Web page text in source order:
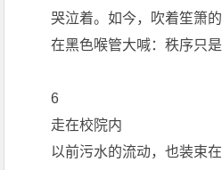
哭泣着。如今，吹着笙箫的
在黑色喉管大喊：秩序只是
6
走在校院内
以前污水的流动，也装束在